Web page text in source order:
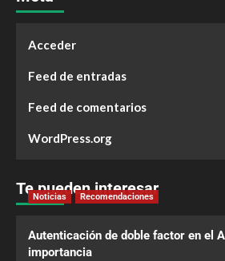
Acceder
Feed de entradas
Feed de comentarios
WordPress.org
Te pueden interesar
Noticias Recomendaciones
Autenticación de doble factor en el
importancia